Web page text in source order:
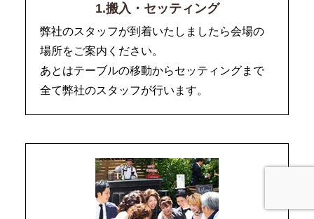
1.搬入・セッティング
弊社のスタッフが到着いたしましたら会場の
場所をご案内ください。
あとはテーブルの移動からセッティングまで
全て弊社のスタッフが行います。